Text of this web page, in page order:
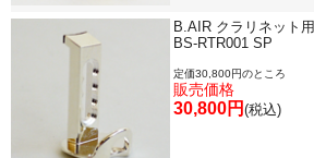
B.AIR クラリネット
BS-RTR001 SP
定価30,800円のところ
販売価格
30,800円 (税込)